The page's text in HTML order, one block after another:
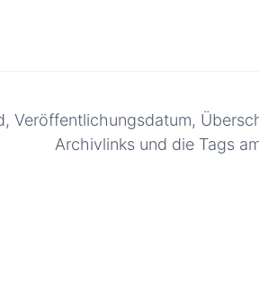
Veröffentlichungsdatum,
Archivlinks und die Tags